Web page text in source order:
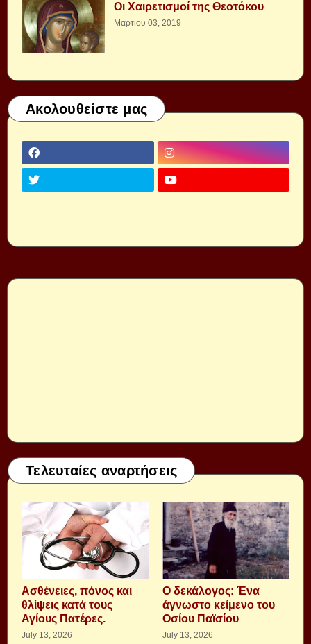
Οι Χαιρετισμοί της Θεοτόκου
Μαρτίου 03, 2019
Ακολουθείστε μας
Τελευταίες αναρτήσεις
Aσθένειες, πόνος και
θλίψεις κατά τους
Αγίους Πατέρες.
July 13, 2026
Ο δεκάλογος: Ένα
άγνωστο κείμενο του
Οσίου Παϊσίου
July 13, 2026